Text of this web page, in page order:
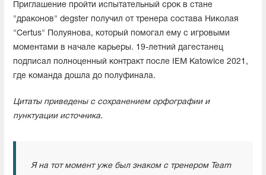
Приглашение пройти испытательный срок в стане
"драконов" degster получил от тренера состава Николая
"Certus" Полуянова, который помогал ему с игровыми
моментами в начале карьеры. 19-летний дагестанец
подписал полноценный контракт после IEM Katowice 2021,
где команда дошла до полуфинала.
Цитаты приведены с сохранением орфографии и
пунктуации источника.
Я на тот момент уже был знаком с тренером Team